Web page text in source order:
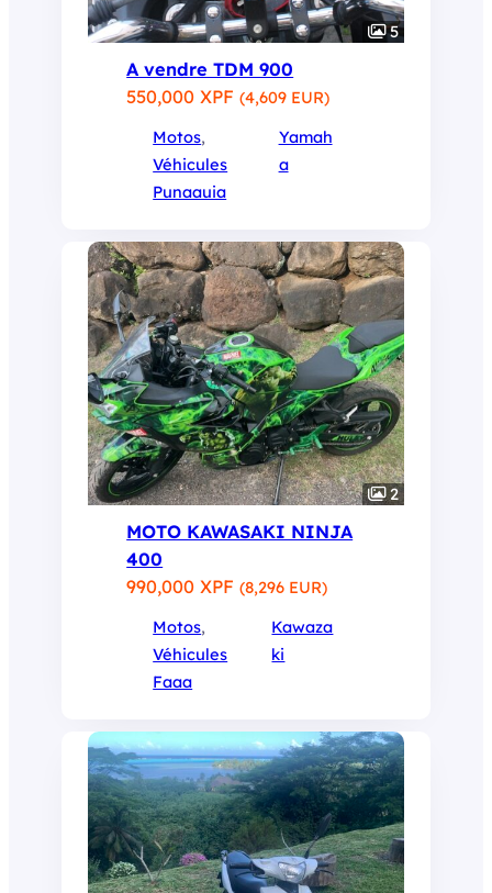
5
A vendre TDM 900
550,000 XPF(4,609 EUR)
Motos
Véhicules
Yamah
a
Punaauia
2
MOTO KAWASAKI NINJA
400
990,000 XPF(8,296 EUR)
Motos
Véhicules
Kawaza
ki
Faaa